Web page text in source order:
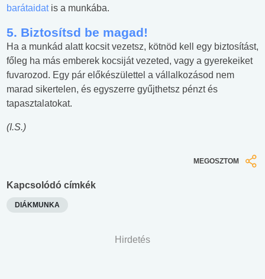
barátaidatis a munkába.
5. Biztosítsd be magad!
Ha a munkád alatt kocsit vezetsz, kötnöd kell egy biztosítást,
főleg ha más emberek kocsiját vezeted, vagy a gyerekeiket
fuvarozod. Egy pár előkészülettel a vállalkozásod nem
marad sikertelen, és egyszerre gyűjthetsz pénzt és
tapasztalatokat.
(I.S.)
MEGOSZTOM
Kapcsolódó címkék
DIÁKMUNKA
Hirdetés